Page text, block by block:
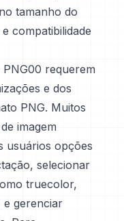
tamanho do
compatibilidade
requerem
e dos
PNG. Muitos
imagem
usuários opções
selecionar
truecolor,
e gerenciar